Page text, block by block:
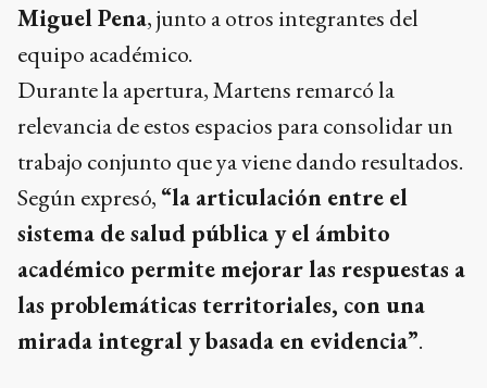
Miguel Pena, junto a otros integrantes del
equipo académico.
Durante la apertura, Martens remarcó la
relevancia de estos espacios para consolidar un
trabajo conjunto que ya viene dando resultados.
Según expresó, “la articulación entre el
sistema de salud pública y el ámbito
académico permite mejorar las respuestas a
las problemáticas territoriales, con una
mirada integral y basada en evidencia”.